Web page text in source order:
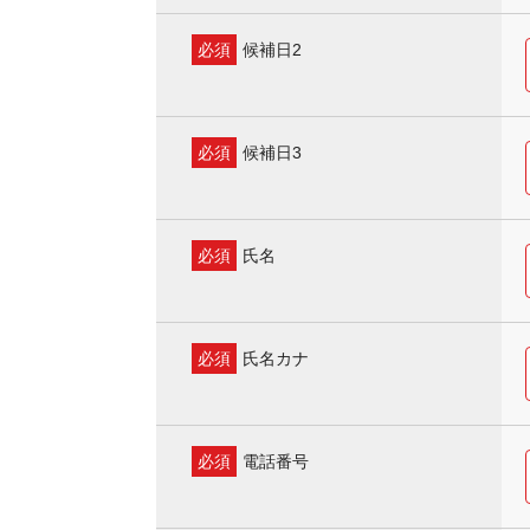
必須 候補日2
必須 候補日3
必須 氏名
必須 氏名カナ
必須 電話番号